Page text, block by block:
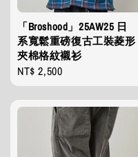
「Broshood」25AW25 日
系寬鬆重磅復古工裝菱形
夾棉格紋襯衫
Regular
price
NT$ 2,500